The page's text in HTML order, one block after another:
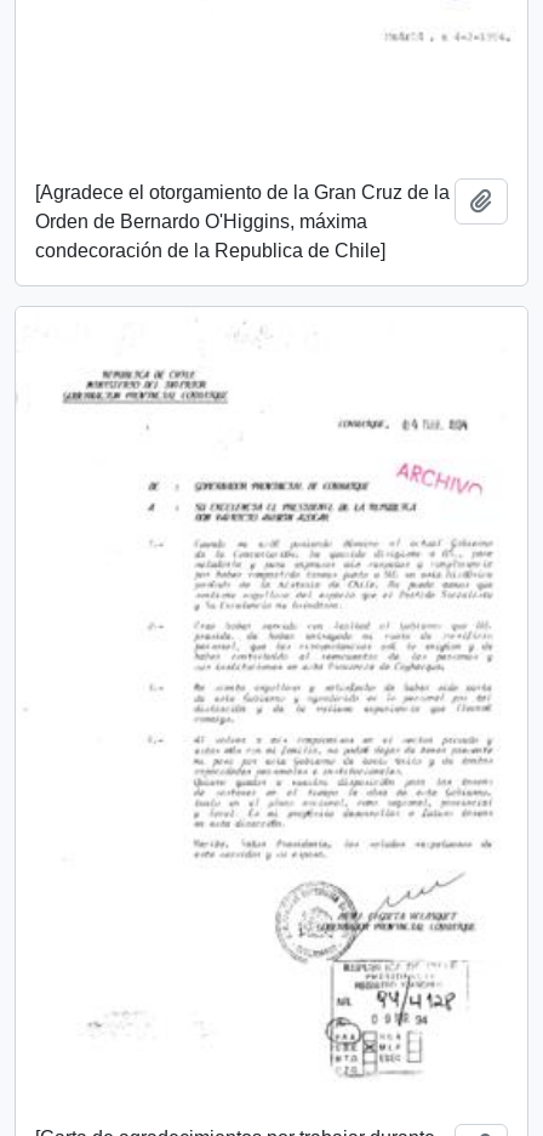
[Agradece el otorgamiento de la Gran Cruz de la
Orden de Bernardo O'Higgins, máxima
condecoración de la Republica de Chile]